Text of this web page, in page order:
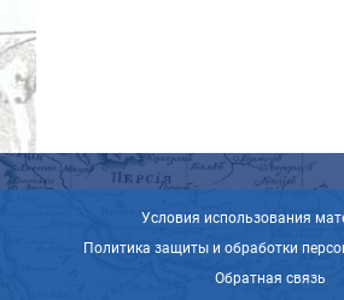
Условия использования
Политика защиты и обработки
Обратная связь